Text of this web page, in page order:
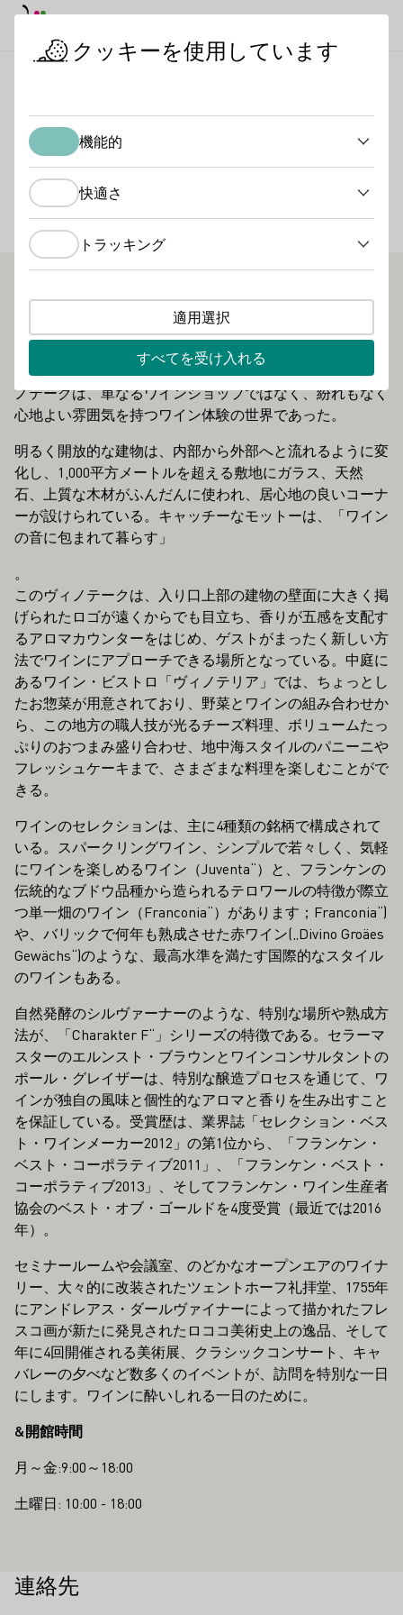
ディヴィーノ・ノルト
ハイム・チューンガース
ハイム
このヴィノテークがオープンした2003年、専門家たちは狂
喜乱舞した。フランケン・ワインのトップ・アドレスのひ
とつだ。それは当時から変わっていない。当初から、ニー
ダーフランケンのノルトハイムにあるディヴィーノ・ヴィ
ノテークは、単なるワインショップではなく、紛れもなく
心地よい雰囲気を持つワイン体験の世界であった。
明るく開放的な建物は、内部から外部へと流れるように変
化し、1,000平方メートルを超える敷地にガラス、天然
石、上質な木材がふんだんに使われ、居心地の良いコーナ
ーが設けられている。キャッチーなモットーは、「ワイン
の音に包まれて暮らす」
。
このヴィノテークは、入り口上部の建物の壁面に大きく掲
げられたロゴが遠くからでも目立ち、香りが五感を支配す
るアロマカウンターをはじめ、ゲストがまったく新しい方
法でワインにアプローチできる場所となっている。中庭に
あるワイン・ビストロ「ヴィノテリア」では、ちょっとし
たお惣菜が用意されており、野菜とワインの組み合わせか
ら、この地方の職人技が光るチーズ料理、ボリュームたっ
ぷりのおつまみ盛り合わせ、地中海スタイルのパニーニや
フレッシュケーキまで、さまざまな料理を楽しむことがで
きる。
ワインのセレクションは、主に4種類の銘柄で構成されて
いる。スパークリングワイン、シンプルで若々しく、気軽
にワインを楽しめるワイン（Juventa“）と、フランケンの
伝統的なブドウ品種から造られるテロワールの特徴が際立
つ単一畑のワイン（Franconia“）があります；Franconia“)
や、バリックで何年も熟成させた赤ワイン(„Divino Groäes
Gewächs“)のような、最高水準を満たす国際的なスタイル
のワインもある。
自然発酵のシルヴァーナーのような、特別な場所や熟成方
法が、「Charakter F“」シリーズの特徴である。セラーマ
スターのエルンスト・ブラウンとワインコンサルタントの
ポール・グレイザーは、特別な醸造プロセスを通じて、ワ
インが独自の風味と個性的なアロマと香りを生み出すこと
を保証している。受賞歴は、業界誌「セレクション・ベス
ト・ワインメーカー2012」の第1位から、「フランケン・
ベスト・コーポラティブ2011」、「フランケン・ベスト・
コーポラティブ2013」、そしてフランケン・ワイン生産者
協会のベスト・オブ・ゴールドを4度受賞（最近では2016
年）。
セミナールームや会議室、のどかなオープンエアのワイナ
リー、大々的に改装されたツェントホーフ礼拝堂、1755年
にアンドレアス・ダールヴァイナーによって描かれたフレ
スコ画が新たに発見されたロココ美術史上の逸品、そして
年に4回開催される美術展、クラシックコンサート、キャ
バレーの夕べなど数多くのイベントが、訪問を特別な一日
にします。ワインに酔いしれる一日のために。
&開館時間
月～金:9:00～18:00
土曜日: 10:00 - 18:00
連絡先
クッキーを使用しています
機能的
快適さ
トラッキング
適用選択
すべてを受け入れる